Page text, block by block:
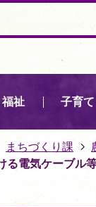
祉 子育
まちづくり課
る電気ケーブル